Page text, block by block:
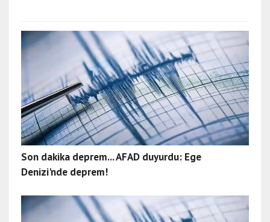
Son dakika deprem... AFAD duyurdu: Ege
Denizi'nde deprem!